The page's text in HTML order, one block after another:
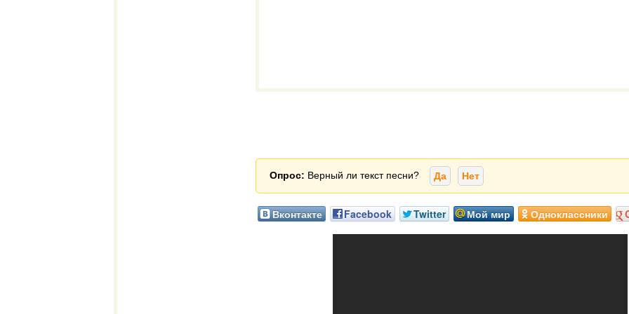
Опрос: Верный ли текст песни? Да Нет
Вконтакте Facebook Twitter Мой мир Одноклассники